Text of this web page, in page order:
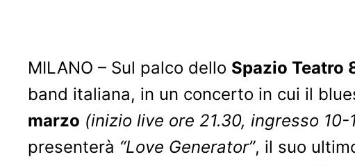
MILANO – Sul palco dello Spazio Teatro
band italiana, in un concerto in cui il
marzo (inizio live ore 21.30, ingresso 10-
presenterà “Love Generator”, il suo